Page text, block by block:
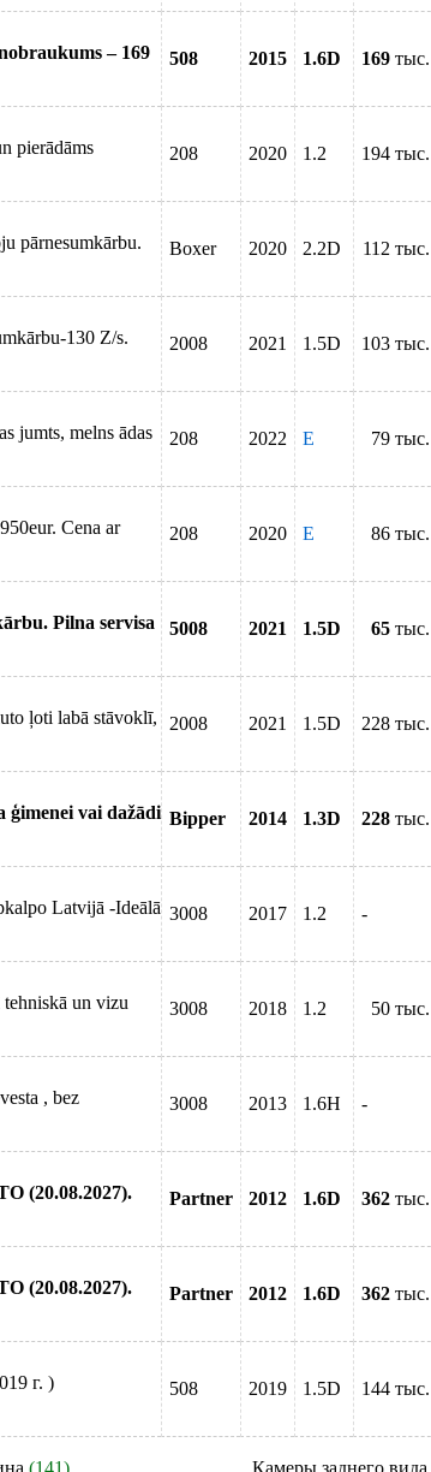
– 169
508 2015 1.6D 169 тыс.
pierādāms
208 2020 1.2 194 тыс.
pārnesumkārbu.
Boxer 2020 2.2D 112 тыс.
130 Z/s.
2008 2021 1.5D 103 тыс.
jumts, melns ādas 208 2022 E 79 тыс.
Cena ar 208 2020 E 86 тыс.
Pilna servisa
5008 2021 1.5D 65 тыс.
ļoti labā stāvoklī, 2008 2021 1.5D 228 тыс.
ģimenei vai dažādi Bipper 2014 1.3D 228 тыс.
Latvijā -Ideālā 3008 2017 1.2 -
un vizu 3008 2018 1.2 50 тыс.
, bez
3008 2013 1.6H -
(20.08.2027).
Partner 2012 1.6D 362 тыс.
(20.08.2027).
Partner 2012 1.6D 362 тыс.
г. )
508 2019 1.5D 144 тыс.
(141) Камеры заднего вида